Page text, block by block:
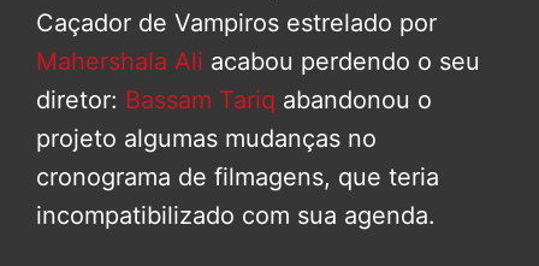
Caçador de Vampiros estrelado por
Mahershala Ali acabou perdendo o seu
diretor: Bassam Tariq abandonou o
projeto algumas mudanças no
cronograma de filmagens, que teria
incompatibilizado com sua agenda.